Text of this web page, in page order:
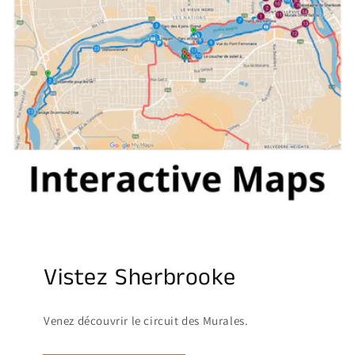
Vistez Sherbrooke
Venez découvrir le circuit des Murales.